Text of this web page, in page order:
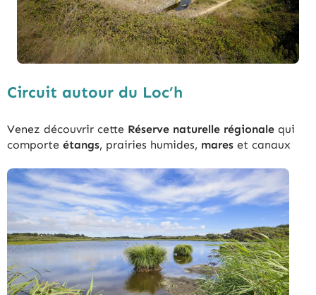
Circuit autour du Loc’h
Venez découvrir cette Réserve naturelle régionale qui
comporte étangs, prairies humides, mares et canaux